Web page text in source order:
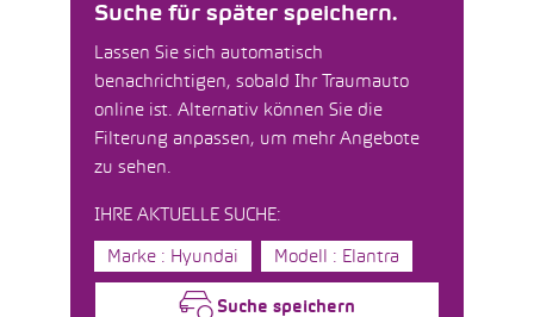
Suche für später speichern.
Lassen Sie sich automatisch
benachrichtigen, sobald Ihr Traumauto
online ist. Alternativ können Sie die
Filterung anpassen, um mehr Angebote
zu sehen.
IHRE AKTUELLE SUCHE:
Marke : Hyundai Modell : Elantra
Suche speichern